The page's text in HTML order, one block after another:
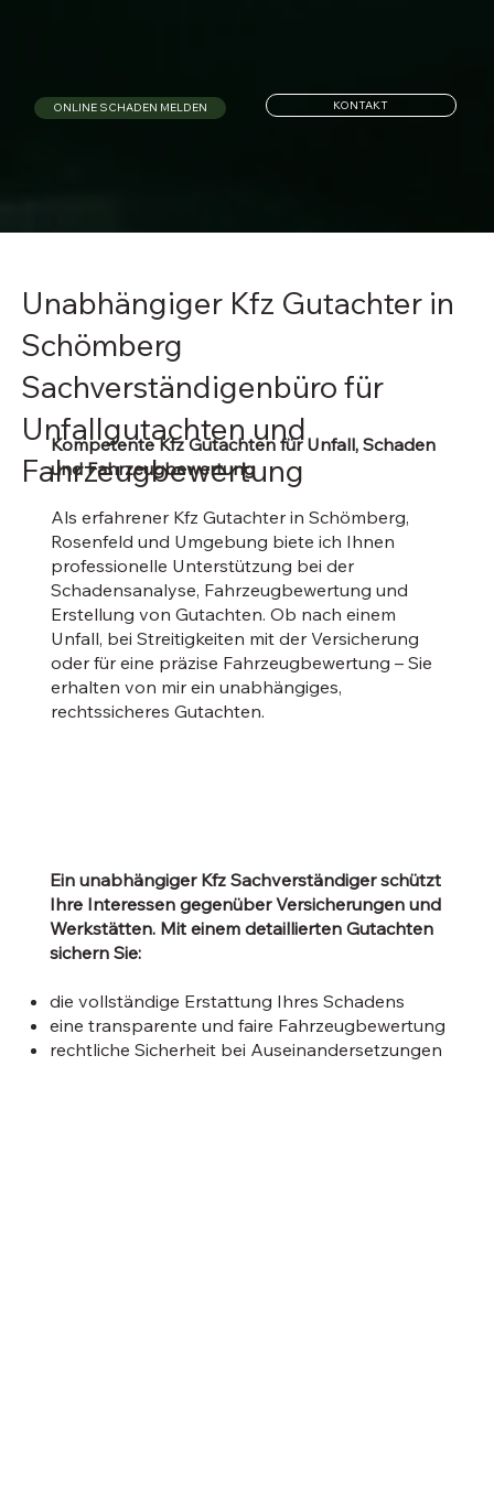
ONLINE SCHADEN MELDEN KONTAKT
Unabhängiger Kfz Gutachter in
Schömberg
Sachverständigenbüro für
Unfallgutachten und
Fahrzeugbewertung
Kompetente Kfz Gutachten für Unfall, Schaden
und Fahrzeugbewertung
Als erfahrener Kfz Gutachter in Schömberg,
Rosenfeld und Umgebung biete ich Ihnen
professionelle Unterstützung bei der
Schadensanalyse, Fahrzeugbewertung und
Erstellung von Gutachten. Ob nach einem
Unfall, bei Streitigkeiten mit der Versicherung
oder für eine präzise Fahrzeugbewertung – Sie
erhalten von mir ein unabhängiges,
rechtssicheres Gutachten.
Ein unabhängiger Kfz Sachverständiger schützt
Ihre Interessen gegenüber Versicherungen und
Werkstätten. Mit einem detaillierten Gutachten
sichern Sie:
die vollständige Erstattung Ihres Schadens
eine transparente und faire Fahrzeugbewertung
rechtliche Sicherheit bei Auseinandersetzungen